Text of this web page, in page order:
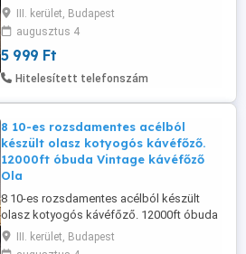
személyesen óbudán lakcimemen vagy
előre fizetés után mpl
csomagautomatába +3000ft 36 50
1048272
III. kerület, Budapest
augusztus 4
5 999 Ft
Hitelesített telefonszám
8 10-es rozsdamentes acélból
készült olasz kotyogós kávéfőző.
12000ft óbuda Vintage kávéfőző
Ola
8 10-es rozsdamentes acélból készült
olasz kotyogós kávéfőző. 12000ft óbuda
Vintage kávéfőző Olaszországban
készült személyesen óbudán lakcimemen
III. kerület, Budapest